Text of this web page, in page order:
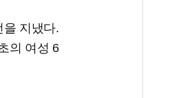
을 지냈다.
의 여성 6